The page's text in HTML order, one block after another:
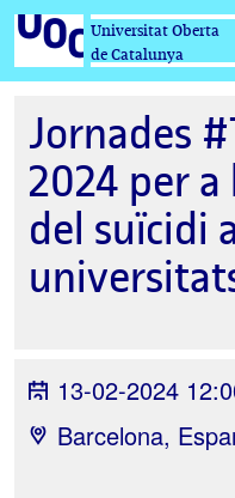
Universitat Oberta
de Catalunya
Jornades
2024 per
del suïcidi
13-02-2024
Barcelona,